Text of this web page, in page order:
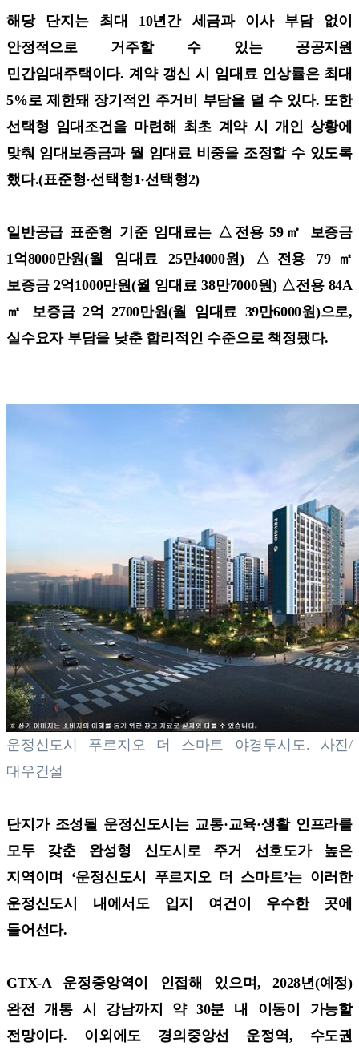
해당 단지는 최대 10년간 세금과 이사 부담 없이
안정적으로 거주할 수 있는 공공지원
민간임대주택이다. 계약 갱신 시 임대료 인상률은 최대
5%로 제한돼 장기적인 주거비 부담을 덜 수 있다. 또한
선택형 임대조건을 마련해 최초 계약 시 개인 상황에
맞춰 임대보증금과 월 임대료 비중을 조정할 수 있도록
했다.(표준형·선택형1·선택형2)
일반공급 표준형 기준 임대료는 △전용 59㎡ 보증금
1억8000만원(월 임대료 25만4000원) △전용 79㎡
보증금 2억1000만원(월 임대료 38만7000원) △전용 84A
㎡ 보증금 2억 2700만원(월 임대료 39만6000원)으로,
실수요자 부담을 낮춘 합리적인 수준으로 책정됐다.
운정신도시 푸르지오 더 스마트 야경투시도. 사진/
대우건설
단지가 조성될 운정신도시는 교통·교육·생활 인프라를
모두 갖춘 완성형 신도시로 주거 선호도가 높은
지역이며 ‘운정신도시 푸르지오 더 스마트’는 이러한
운정신도시 내에서도 입지 여건이 우수한 곳에
들어선다.
GTX-A 운정중앙역이 인접해 있으며, 2028년(예정)
완전 개통 시 강남까지 약 30분 내 이동이 가능할
전망이다. 이외에도 경의중앙선 운정역, 수도권